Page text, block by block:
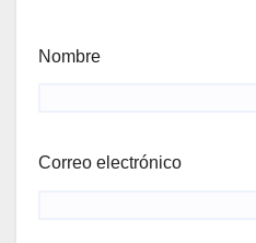
Nombre
Correo electrónico